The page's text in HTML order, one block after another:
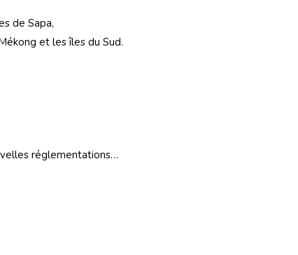
de Sapa,
et les îles du Sud.
réglementations…